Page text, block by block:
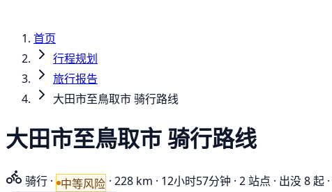
首页
行程规划
旅行报告
大田市至鳥取市 骑行路线
大田市至鳥取市 骑行路线
骑行 · 中等风险 · 228 km · 12小时57分钟 · 2 站点 · 出没 8 起 ·